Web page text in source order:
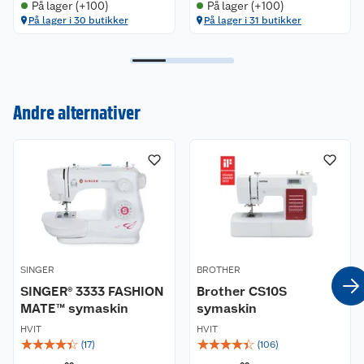
På lager (+100)
På lager i 30 butikker
På lager (+100)
På lager i 31 butikker
Andre alternativer
SINGER
SINGER® 3333 FASHION
MATE™ symaskin
HVIT
☆☆☆☆☆ (17)
BROTHER
Brother CS10S
symaskin
HVIT
☆☆☆☆☆ (106)
Om oss
Våre butikker
Våre merkevarer
Coop kjeder
Ledige stillinger
Bærekraft
Kontakt oss
Reklamasjon og garanti
Ofte stilte spørsmål
Betalingsalternativer
Leveringsalternativer
Pakkesporing
Åpent kjøp
Coop medlem